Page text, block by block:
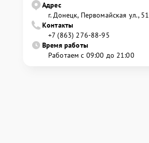
Адрес
г. Донецк, Первомайская ул., 51
Контакты
+7 (863) 276-88-95
Время работы
Работаем с 09:00 до 21:00